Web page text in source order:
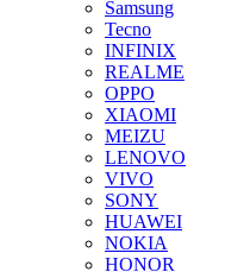
Samsung
Tecno
INFINIX
REALME
OPPO
XIAOMI
MEIZU
LENOVO
VIVO
SONY
HUAWEI
NOKIA
HONOR